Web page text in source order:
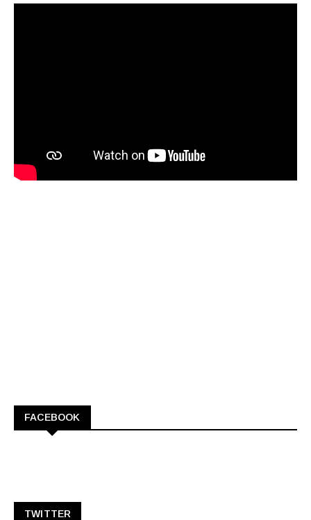
FACEBOOK
TWITTER